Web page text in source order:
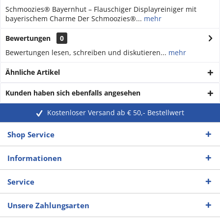
Schmoozies® Bayernhut – Flauschiger Displayreiniger mit
bayerischem Charme Der Schmoozies®... mehr
Bewertungen
0
Bewertungen lesen, schreiben und diskutieren... mehr
Ähnliche Artikel
Kunden haben sich ebenfalls angesehen
Kostenloser Versand ab € 50,- Bestellwert
Shop Service
Informationen
Service
Unsere Zahlungsarten